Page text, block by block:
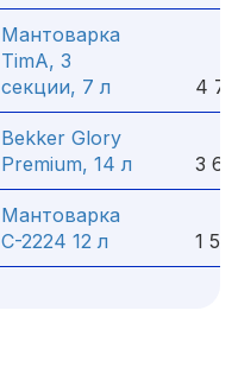
Мантоварка
TimA, 3
секции, 7 л
4
Bekker Glory
Premium, 14 л
3
Мантоварка
С-2224 12 л
1